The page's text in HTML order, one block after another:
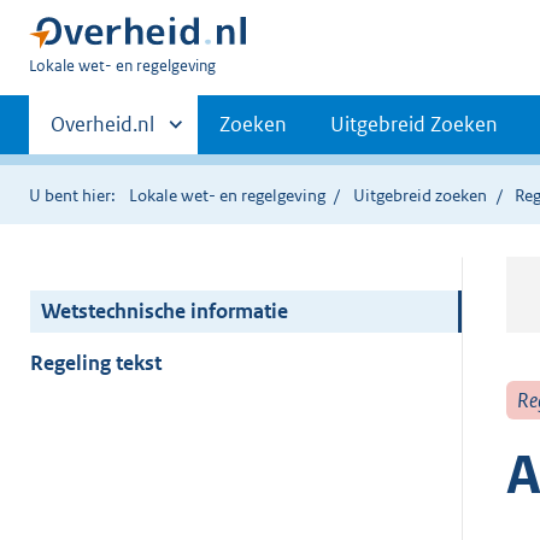
U
hier:
Lokale wet- en regelgeving
Primaire
navigatie
Andere
sites
binnen
Overheid.nl Zoeken Uitgebreid Zoeken
U bent hier: Lokale wet- en regelgeving Uitgebreid zoeken
Wetstechnische informatie
Regeling tekst